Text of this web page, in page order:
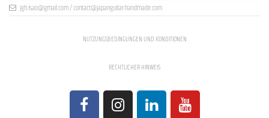
jgh.isao@gmail.com / contact@japanguitar-handmade.com
NUTZUNGSBEDINGUNGEN UND KONDITIONEN
RECHTLICHER HINWEIS